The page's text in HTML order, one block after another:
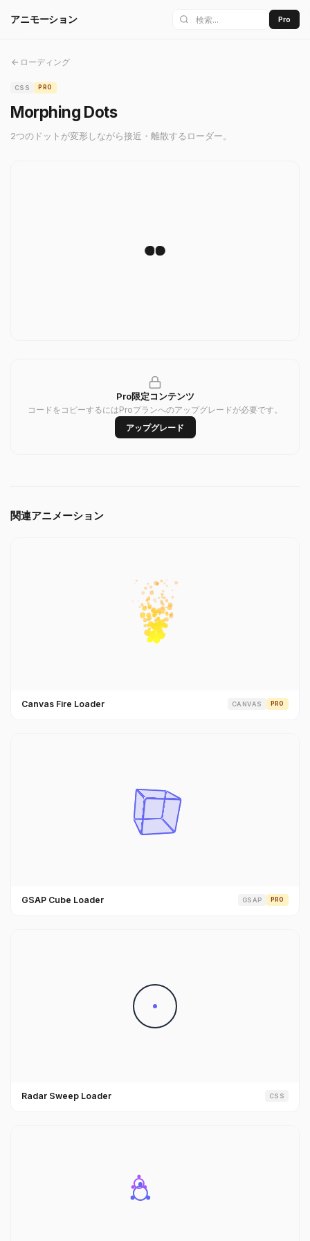
アニモーション Pro
ローディング
CSS PRO
Morphing Dots
2つのドットが変形しながら接近・離散するローダー。
Pro限定コンテンツ
コードをコピーするにはProプランへのアップグレードが必要です。
アップグレード
関連アニメーション
Canvas Fire Loader CANVAS PRO
GSAP Cube Loader GSAP PRO
Radar Sweep Loader CSS